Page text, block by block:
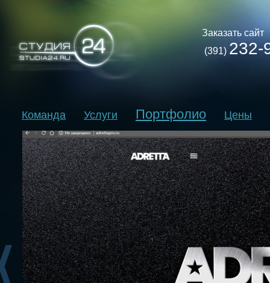
Заказать сайт
(391) 232-
Команда Услуги Портфолио Цены